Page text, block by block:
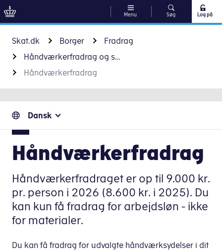
Gå til indhold
Menu Søg Log på
Skat.dk Borger
Fradrag
Håndværkerfradrag og servicefradrag
Håndværkerfradrag
Dansk
Håndværkerfradrag
Håndværkerfradraget er op til 9.000 kr.
pr. person i 2026 (8.600 kr. i 2025). Du
kan kun få fradrag for arbejdsløn - ikke
for materialer.
Du kan få fradrag for udvalgte håndværksydelser i dit